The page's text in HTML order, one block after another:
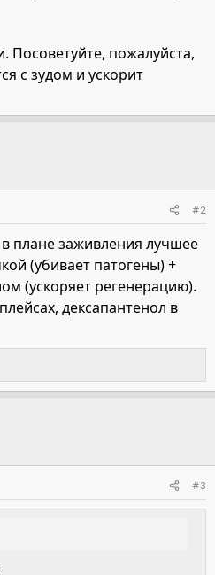
Посоветуйте, пожалуйста,
с зудом и ускорит
#2
плане заживления лучшее
(убивает патогены) +
(ускоряет регенерацию).
дексапантенол в
#3